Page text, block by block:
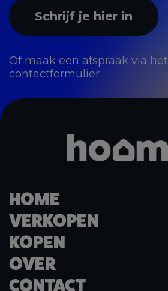
Of maak een afspraak via het
contactformulier
Schrijf je hier in
HOME
VERKOPEN
KOPEN
OVER
CONTACT